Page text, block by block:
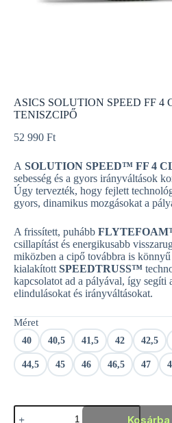
ASICS SOLUTION SPEED FF 4
TENISZCIPŐ
52 990 Ft
A SOLUTION SPEED™ FF 4
sebesség és a gyors irányváltások
Úgy tervezték, hogy fejlett
gyors, dinamikus mozgásokat a
A frissített, puhább
csillapítást és energikusabb
miközben a cipő továbbra is
kialakított SPEEDTRUSS™
kapcsolatot ad a pályával, így segíti
elindulásokat és irányváltásokat.
Méret
40 40,5 41,5 42 42,5
44,5 45 46 46,5 47
ASICS